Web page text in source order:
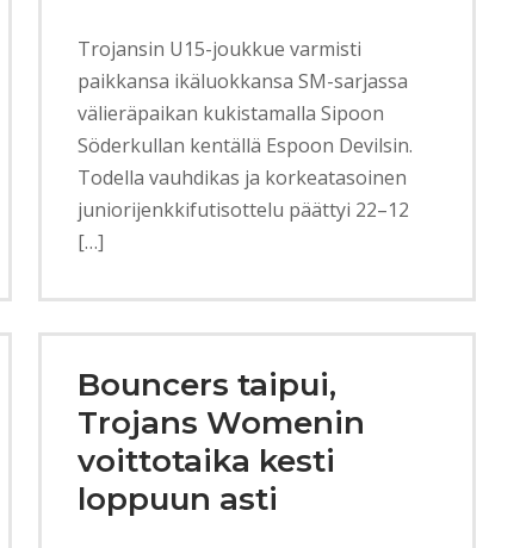
Trojansin U15-joukkue varmisti
paikkansa ikäluokkansa SM-sarjassa
välieräpaikan kukistamalla Sipoon
Söderkullan kentällä Espoon Devilsin.
Todella vauhdikas ja korkeatasoinen
juniorijenkkifutisottelu päättyi 22–12
[…]
Bouncers taipui,
Trojans Womenin
voittotaika kesti
loppuun asti